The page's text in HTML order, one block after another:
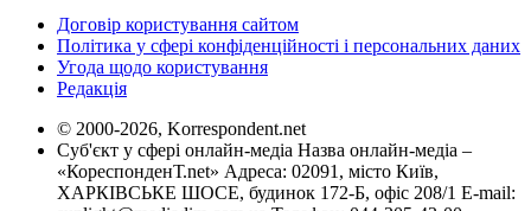
Договір користування сайтом
Політика у сфері конфіденційності і персональних даних
Угода щодо користування
Редакція
© 2000-2026, Korrespondent.net
Суб'єкт у сфері онлайн-медіа Назва онлайн-медіа –
«КореспонденТ.net» Адреса: 02091, місто Київ,
ХАРКІВСЬКЕ ШОСЕ, будинок 172-Б, офіс 208/1 E-mail: